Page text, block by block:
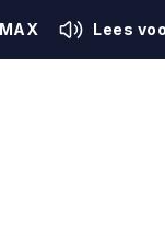
Lees